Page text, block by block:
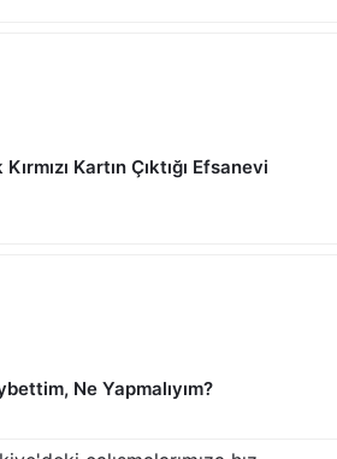
Kartın Çıktığı Efsanevi
Ne Yapmalıyım?